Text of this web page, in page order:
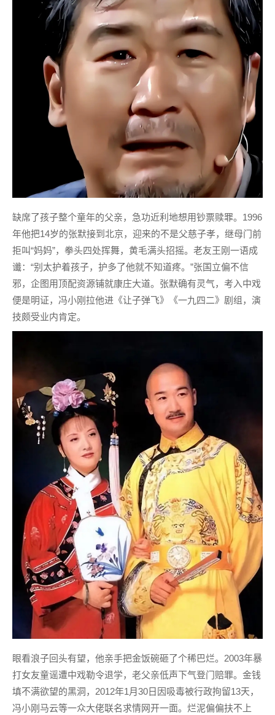
缺席了孩子整个童年的父亲，急功近利地想用钞票赎罪。1996
年他把14岁的张默接到北京，迎来的不是父慈子孝，继母门前
拒叫“妈妈”，拳头四处挥舞，黄毛满头招摇。老友王刚一语成
谶：“别太护着孩子，护多了他就不知道疼。”张国立偏不信
邪，企图用顶配资源铺就康庄大道。张默确有灵气，考入中戏
便是明证，冯小刚拉他进《让子弹飞》《一九四二》剧组，演
技颇受业内肯定。
眼看浪子回头有望，他亲手把金饭碗砸了个稀巴烂。2003年暴
打女友童谣遭中戏勒令退学，老父亲低声下气登门赔罪。金钱
填不满欲望的黑洞，2012年1月30日因吸毒被行政拘留13天，
冯小刚马云等一众大佬联名求情网开一面。烂泥偏偏扶不上